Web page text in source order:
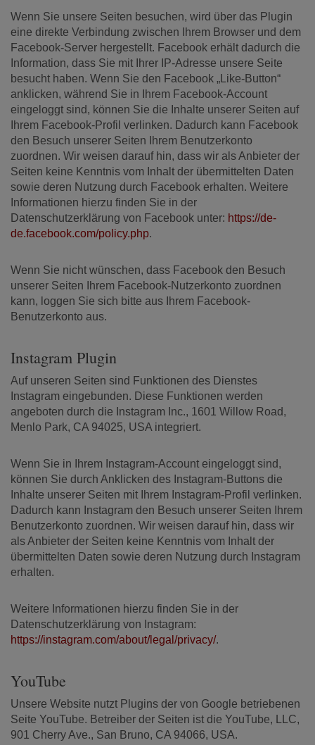
Wenn Sie unsere Seiten besuchen, wird über das Plugin
eine direkte Verbindung zwischen Ihrem Browser und dem
Facebook-Server hergestellt. Facebook erhält dadurch die
Information, dass Sie mit Ihrer IP-Adresse unsere Seite
besucht haben. Wenn Sie den Facebook „Like-Button“
anklicken, während Sie in Ihrem Facebook-Account
eingeloggt sind, können Sie die Inhalte unserer Seiten auf
Ihrem Facebook-Profil verlinken. Dadurch kann Facebook
den Besuch unserer Seiten Ihrem Benutzerkonto
zuordnen. Wir weisen darauf hin, dass wir als Anbieter der
Seiten keine Kenntnis vom Inhalt der übermittelten Daten
sowie deren Nutzung durch Facebook erhalten. Weitere
Informationen hierzu finden Sie in der
Datenschutzerklärung von Facebook unter: https://de-
de.facebook.com/policy.php.
Wenn Sie nicht wünschen, dass Facebook den Besuch
unserer Seiten Ihrem Facebook-Nutzerkonto zuordnen
kann, loggen Sie sich bitte aus Ihrem Facebook-
Benutzerkonto aus.
Instagram Plugin
Auf unseren Seiten sind Funktionen des Dienstes
Instagram eingebunden. Diese Funktionen werden
angeboten durch die Instagram Inc., 1601 Willow Road,
Menlo Park, CA 94025, USA integriert.
Wenn Sie in Ihrem Instagram-Account eingeloggt sind,
können Sie durch Anklicken des Instagram-Buttons die
Inhalte unserer Seiten mit Ihrem Instagram-Profil verlinken.
Dadurch kann Instagram den Besuch unserer Seiten Ihrem
Benutzerkonto zuordnen. Wir weisen darauf hin, dass wir
als Anbieter der Seiten keine Kenntnis vom Inhalt der
übermittelten Daten sowie deren Nutzung durch Instagram
erhalten.
Weitere Informationen hierzu finden Sie in der
Datenschutzerklärung von Instagram:
https://instagram.com/about/legal/privacy/.
YouTube
Unsere Website nutzt Plugins der von Google betriebenen
Seite YouTube. Betreiber der Seiten ist die YouTube, LLC,
901 Cherry Ave., San Bruno, CA 94066, USA.